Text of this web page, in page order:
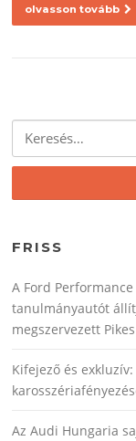
olvasson tovább
Keresés:
FRISS
A Ford
tanulmányautót
megszervezett
Kifejező és
Az Audi Hungaria